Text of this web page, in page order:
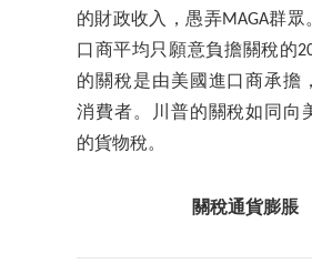
的財政收入，愚弄MAGA群眾
口商平均只願意負擔關稅的
的關稅是由美國進口商承擔
消費者。川普的關稅如同向
的貨物稅。
關稅通貨膨脹